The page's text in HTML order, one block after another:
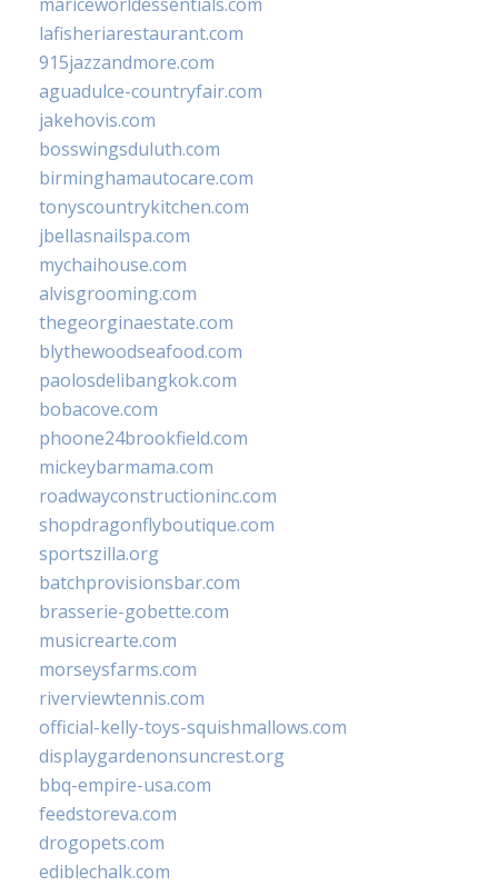
lafisheriarestaurant.com
915jazzandmore.com
aguadulce-countryfair.com
jakehovis.com
bosswingsduluth.com
birminghamautocare.com
tonyscountrykitchen.com
jbellasnailspa.com
mychaihouse.com
alvisgrooming.com
thegeorginaestate.com
blythewoodseafood.com
paolosdelibangkok.com
bobacove.com
phoone24brookfield.com
mickeybarmama.com
roadwayconstructioninc.com
shopdragonflyboutique.com
sportszilla.org
batchprovisionsbar.com
brasserie-gobette.com
musicrearte.com
morseysfarms.com
riverviewtennis.com
official-kelly-toys-squishmallows.com
displaygardenonsuncrest.org
bbq-empire-usa.com
feedstoreva.com
drogopets.com
ediblechalk.com